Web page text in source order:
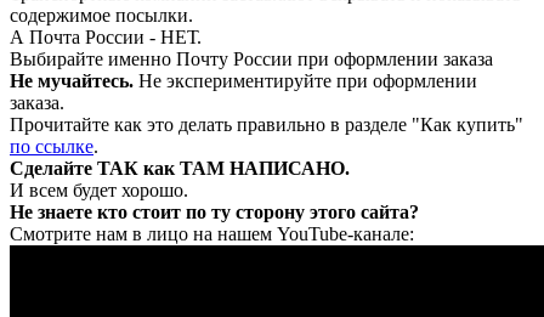
содержимое посылки.
А Почта России - НЕТ.
Выбирайте именно Почту России при оформлении заказа
Не мучайтесь. Не экспериментируйте при оформлении
заказа.
Прочитайте как это делать правильно в разделе "Как купить"
по ссылке.
Сделайте ТАК как ТАМ НАПИСАНО.
И всем будет хорошо.
Не знаете кто стоит по ту сторону этого сайта?
Смотрите нам в лицо на нашем YouTube-канале: